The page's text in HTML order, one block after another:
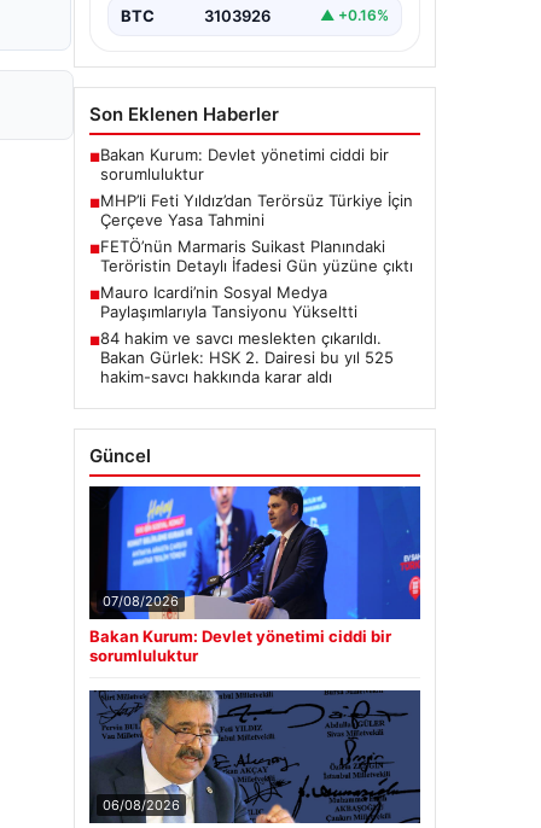
BTC 3103926 ▲ +0.16%
Son Eklenen Haberler
■Bakan Kurum: Devlet yönetimi ciddi bir
sorumluluktur
■MHP’li Feti Yıldız’dan Terörsüz Türkiye İçin
Çerçeve Yasa Tahmini
■FETÖ’nün Marmaris Suikast Planındaki
Teröristin Detaylı İfadesi Gün yüzüne çıktı
■Mauro Icardi’nin Sosyal Medya
Paylaşımlarıyla Tansiyonu Yükseltti
■84 hakim ve savcı meslekten çıkarıldı.
Bakan Gürlek: HSK 2. Dairesi bu yıl 525
hakim-savcı hakkında karar aldı
Güncel
07/08/2026
Bakan Kurum: Devlet yönetimi ciddi bir
sorumluluktur
06/08/2026